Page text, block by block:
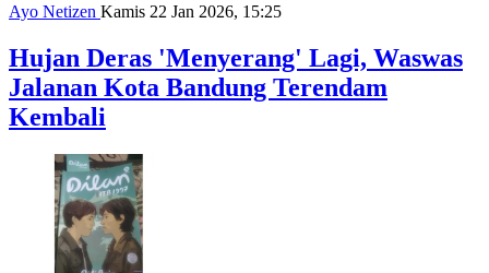
Ayo Netizen Kamis 22 Jan 2026, 15:25
Hujan Deras 'Menyerang' Lagi, Waswas
Jalanan Kota Bandung Terendam
Kembali